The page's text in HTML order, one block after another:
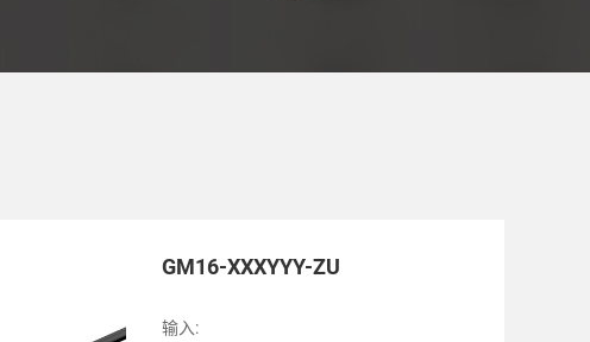
GM16-XXXYYY-ZU
输入: